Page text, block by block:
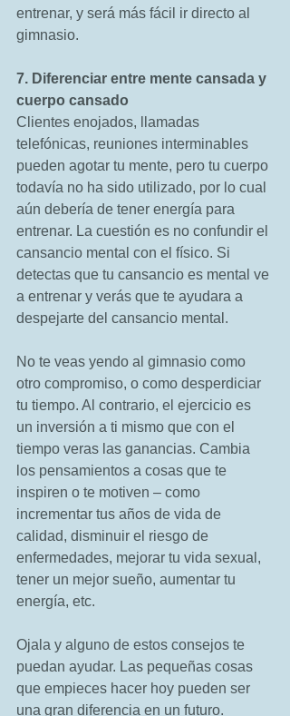
entrenar, y será más fácil ir directo al
gimnasio.
7. Diferenciar entre mente cansada y
cuerpo cansado
Clientes enojados, llamadas
telefónicas, reuniones interminables
pueden agotar tu mente, pero tu cuerpo
todavía no ha sido utilizado, por lo cual
aún debería de tener energía para
entrenar. La cuestión es no confundir el
cansancio mental con el físico. Si
detectas que tu cansancio es mental ve
a entrenar y verás que te ayudara a
despejarte del cansancio mental.
No te veas yendo al gimnasio como
otro compromiso, o como desperdiciar
tu tiempo. Al contrario, el ejercicio es
un inversión a ti mismo que con el
tiempo veras las ganancias. Cambia
los pensamientos a cosas que te
inspiren o te motiven – como
incrementar tus años de vida de
calidad, disminuir el riesgo de
enfermedades, mejorar tu vida sexual,
tener un mejor sueño, aumentar tu
energía, etc.
Ojala y alguno de estos consejos te
puedan ayudar. Las pequeñas cosas
que empieces hacer hoy pueden ser
una gran diferencia en un futuro.